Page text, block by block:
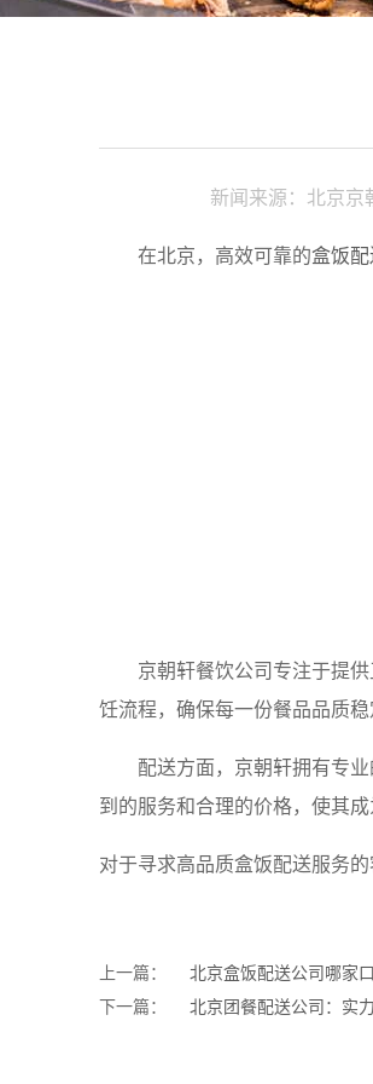
新闻来源：北京京
在北京，高效可靠的盒饭配
京朝轩餐饮公司专注于提
饪流程，确保每一份餐品品质稳
配送方面，京朝轩拥有专
到的服务和合理的价格，使其
对于寻求高品质盒饭配送服务
上一篇：
北京盒饭配送公司哪家口
下一篇：
北京团餐配送公司：实